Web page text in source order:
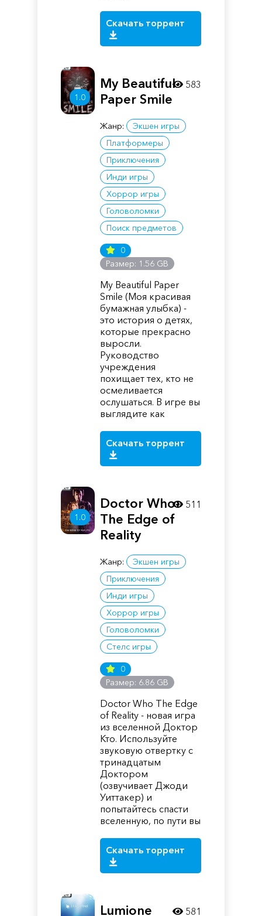
Скачать торрент
1.0
My Beautiful
Paper Smile
Жанр:
Экшен игры
Платформеры
Приключения
Инди игры
Хоррор игры
Головоломки
Поиск предметов
0
Размер: 1.56 GB
My Beautiful Paper
Smile (Моя красивая
бумажная улыбка) -
это история о детях,
которые прекрасно
выросли.
Руководство
учреждения
похищает тех, кто не
осмеливается
ослушаться. В игре вы
выглядите как
Скачать торрент
583
1.0
Doctor Who:
The Edge of
Reality
Жанр:
Экшен игры
Приключения
Инди игры
Хоррор игры
Головоломки
Стелс игры
0
Размер: 6.86 GB
Doctor Who The Edge
of Reality - новая игра
из вселенной Доктор
Кто. Используйте
звуковую отвертку с
тринадцатым
Доктором
(озвучивает Джоди
Уиттакер) и
попытайтесь спасти
вселенную, по пути вы
Скачать торрент
511
Lumione 581